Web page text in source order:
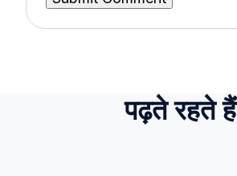
पढ़ते रहते हैं